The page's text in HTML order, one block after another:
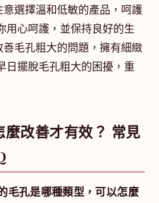
意選擇溫和低敏的產品，呵護
用心呵護，並保持良好的生
毛孔粗大的問題，擁有細緻
日擺脫毛孔粗大的困擾，重
麼改善才有效？ 常見
毛孔是哪種類型，可以怎麼